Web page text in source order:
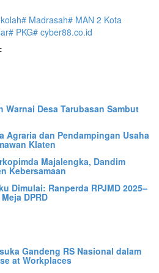
# Madrasah# MAN 2 Kota
# PKG# cyber88.co.id
Warnai Desa Tarubasan Sambut
Agraria dan Pendampingan Usaha
Klaten
Majalengka, Dandim
Kebersamaan
Dimulai: Ranperda RPJMD 2025–
DPRD
Gandeng RS Nasional dalam
at Workplaces